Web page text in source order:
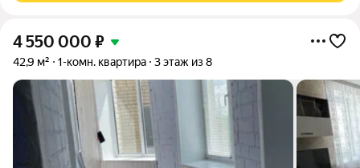
4 550 000 ₽
42,9 м² 1-комн. квартира 3 этаж из 8